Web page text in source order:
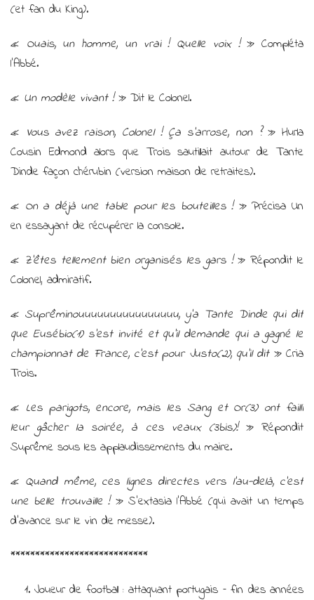
(et fan du King).
« Ouais, un homme, un vrai ! Quelle voix !» Compléta
l’Abbé.
« Un modèle vivant !» Dit le Colonel.
« Vous avez raison, Colonel ! Ça s’arrose, non ?» Hurla
Cousin Edmond alors que Trois sautillait autour de Tante
Dinde façon chérubin (version maison de retraites).
« On a déjà une table pour les bouteilles !» Précisa Un
en essayant de récupérer la console.
« Z’êtes tellement bien organisés les gars !» Répondit le
Colonel, admiratif.
« Suprêminouuuuuuuuuuuuuuuu, y’a Tante Dinde qui dit
que Eusébio(1) s’est invité et qu’il demande qui a gagné le
championnat de France, c’est pour Justo(2), qu’il dit » Cria
Trois.
« Les parigots, encore, mais les Sang et Or(3) ont failli
leur gâcher la soirée, à ces veaux (3bis)!» Répondit
Suprême sous les applaudissements du maire.
« Quand même, ces lignes directes vers l’au-delà, c’est
une belle trouvaille !» S’extasia l’Abbé (qui avait un temps
d’avance sur le vin de messe).
****************************
Joueur de football : attaquant portugais – fin des années